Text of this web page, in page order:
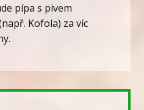
pípa s pivem
Kofola) za víc